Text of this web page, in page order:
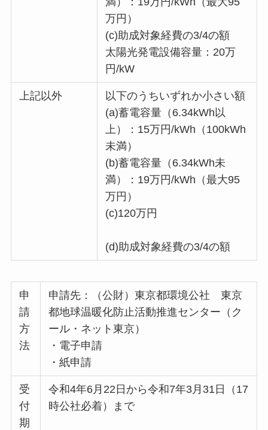
万円）
(c)助成対象経費の3/4の額
太陽光発電設備容量：20万
円/kW
上記以外
以下のうちいずれか小さい額
(a)蓄電容量（6.34kWh以
上）：15万円/kWh（100kWh
未満）
(b)蓄電容量 （6.34kWh未
満）
：19万円/kWh（最大95
万円）
(c)120万円
(d)助成対象経費の3/4の額
申
請
方
法
申請先：（公財）東京都環境公社 東京
都地球温暖化防止活動推進センター（ク
ール・ネット東京）
・電子申請
・紙申請
受
付
期
令和4年6月22日から令和7年3月31日（17
時公社必着）まで